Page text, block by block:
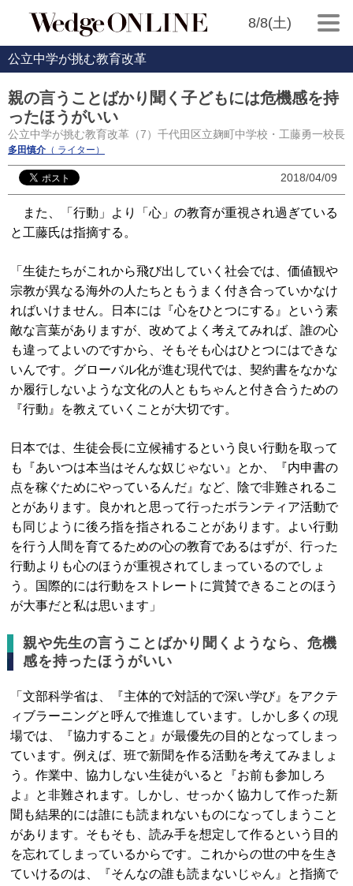
8/8(土)
公立中学が挑む教育改革
親の言うことばかり聞く子どもには危機感を持
ったほうがいい
公立中学が挑む教育改革（7）千代田区立麹町中学校・工藤勇一校長
多田慎介 （ ライター）
2018/04/09
また、「行動」より「心」の教育が重視され過ぎている
と工藤氏は指摘する。
「生徒たちがこれから飛び出していく社会では、価値観や
宗教が異なる海外の人たちともうまく付き合っていかなけ
ればいけません。日本には『心をひとつにする』という素
敵な言葉がありますが、改めてよく考えてみれば、誰の心
も違ってよいのですから、そもそも心はひとつにはできな
いんです。グローバル化が進む現代では、契約書をなかな
か履行しないような文化の人ともちゃんと付き合うための
『行動』を教えていくことが大切です。
日本では、生徒会長に立候補するという良い行動を取って
も『あいつは本当はそんな奴じゃない』とか、『内申書の
点を稼ぐためにやっているんだ』など、陰で非難されるこ
とがあります。良かれと思って行ったボランティア活動で
も同じように後ろ指を指されることがあります。よい行動
を行う人間を育てるための心の教育であるはずが、行った
行動よりも心のほうが重視されてしまっているのでしょ
う。国際的には行動をストレートに賞賛できることのほう
が大事だと私は思います」
親や先生の言うことばかり聞くようなら、危機
感を持ったほうがいい
「文部科学省は、『主体的で対話的で深い学び』をアクテ
ィブラーニングと呼んで推進しています。しかし多くの現
場では、『協力すること』が最優先の目的となってしまっ
ています。例えば、班で新聞を作る活動を考えてみましょ
う。作業中、協力しない生徒がいると『お前も参加しろ
よ』と非難されます。しかし、せっかく協力して作った新
聞も結果的には誰にも読まれないものになってしまうこと
があります。そもそも、読み手を想定して作るという目的
を忘れてしまっているからです。これからの世の中を生き
ていけるのは、『そんなの誰も読まないじゃん』と指摘で